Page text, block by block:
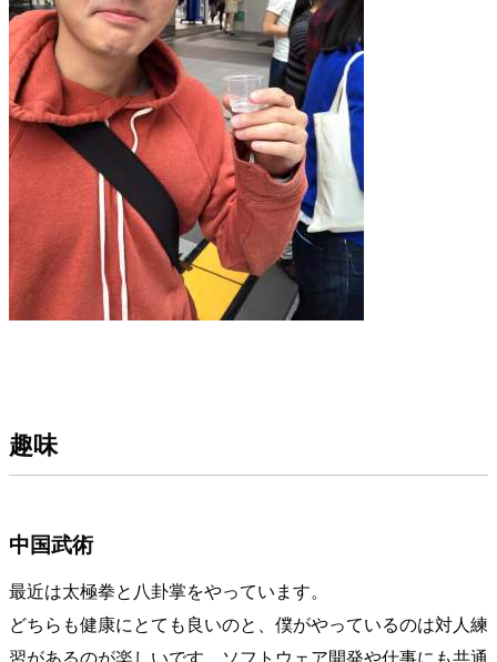
趣味
中国武術
最近は太極拳と八卦掌をやっています。
どちらも健康にとても良いのと、僕がやっているのは対人練
習があるのが楽しいです。ソフトウェア開発や仕事にも共通